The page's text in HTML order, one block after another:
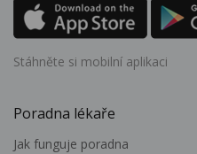
Stáhněte si mobilní aplikaci
Poradna lékaře
Jak funguje poradna